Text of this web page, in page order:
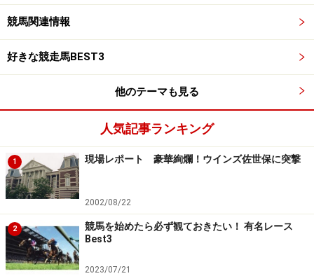
までジックリと体力を温存し、最後に突き抜けたので
す。若い頃のウオッカにとって、長距離のレースであん
な競馬ができたのはダービーだけ。なぜあのときはリラ
ックスできたのか。しかもその「唯一」を発揮できたの
が、最高峰のダービー。それが不思議でしたし、そこに
運の存在を見た気がします。
もしかするとウオッカは、ダービーを勝つにふさわしい
能力を持ち、そして運も味方につけたのかもしれませ
ん。
競馬関連情報
好きな競走馬BEST3
他のテーマも見る
人気記事ランキング
1 現場レポート 豪華絢爛！ウインズ佐世保に突撃
2002/08/22
2
競馬を始めたら必ず観ておきたい！ 有名レース
Best3
2023/07/21